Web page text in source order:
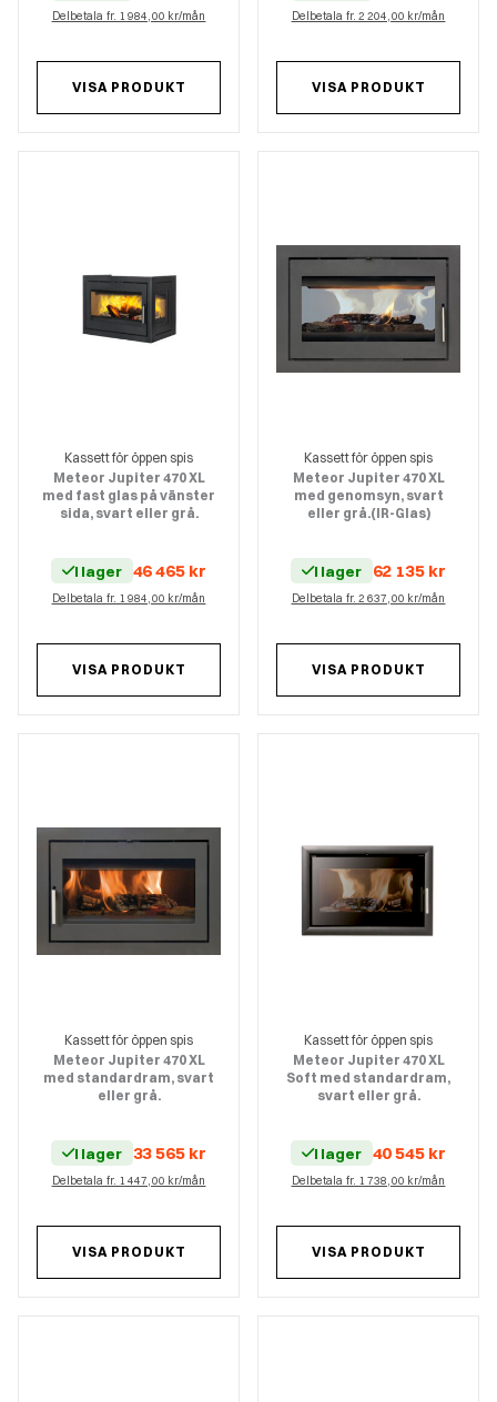
Delbetala fr. 1 984,00 kr/mån
VISA PRODUKT
Delbetala fr. 2 204,00 kr/mån
VISA PRODUKT
Kassett för öppen spis
Meteor Jupiter 470 XL
med fast glas på vänster
sida, svart eller grå.
I lager 46 465 kr
Delbetala fr. 1 984,00 kr/mån
VISA PRODUKT
Kassett för öppen spis
Meteor Jupiter 470 XL
med genomsyn, svart
eller grå.(IR-Glas)
I lager 62 135 kr
Delbetala fr. 2 637,00 kr/mån
VISA PRODUKT
Kassett för öppen spis
Meteor Jupiter 470 XL
med standardram, svart
eller grå.
I lager 33 565 kr
Delbetala fr. 1 447,00 kr/mån
VISA PRODUKT
Kassett för öppen spis
Meteor Jupiter 470 XL
Soft med standardram,
svart eller grå.
I lager 40 545 kr
Delbetala fr. 1 738,00 kr/mån
VISA PRODUKT